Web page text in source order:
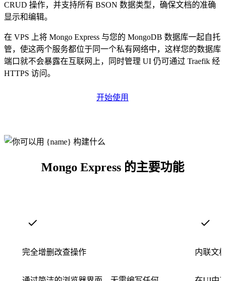
CRUD 操作，并支持所有 BSON 数据类型，确保文档的准确
显示和编辑。
在 VPS 上将 Mongo Express 与您的 MongoDB 数据库一起自托
管，使这两个服务都位于同一个私有网络中，这样您的数据库
端口就不会暴露在互联网上，同时管理 UI 仍可通过 Traefik 经
HTTPS 访问。
开始使用
Mongo Express 的主要功能
完全增删改查操作 内联文